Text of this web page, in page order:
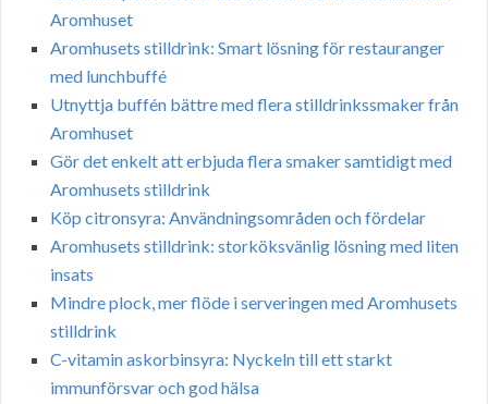
Aromhuset
Aromhusets stilldrink: Smart lösning för restauranger
med lunchbuffé
Utnyttja buffén bättre med flera stilldrinkssmaker från
Aromhuset
Gör det enkelt att erbjuda flera smaker samtidigt med
Aromhusets stilldrink
Köp citronsyra: Användningsområden och fördelar
Aromhusets stilldrink: storköksvänlig lösning med liten
insats
Mindre plock, mer flöde i serveringen med Aromhusets
stilldrink
C-vitamin askorbinsyra: Nyckeln till ett starkt
immunförsvar och god hälsa